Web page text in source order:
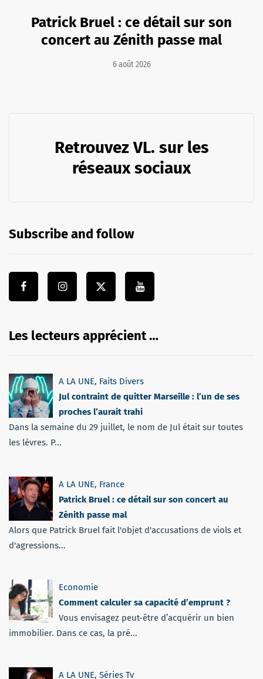
Patrick Bruel : ce détail sur son
concert au Zénith passe mal
6 août 2026
Retrouvez VL. sur les
réseaux sociaux
Subscribe and follow
Les lecteurs apprécient …
A LA UNE, Faits Divers
Jul contraint de quitter Marseille : l’un de ses
proches l’aurait trahi
Dans la semaine du 29 juillet, le nom de Jul était sur toutes
les lèvres. P...
A LA UNE, France
Patrick Bruel : ce détail sur son concert au
Zénith passe mal
Alors que Patrick Bruel fait l'objet d'accusations de viols et
d'agressions...
Economie
Comment calculer sa capacité d’emprunt ?
Vous envisagez peut-être d’acquérir un bien
immobilier. Dans ce cas, la pré...
A LA UNE, Séries Tv